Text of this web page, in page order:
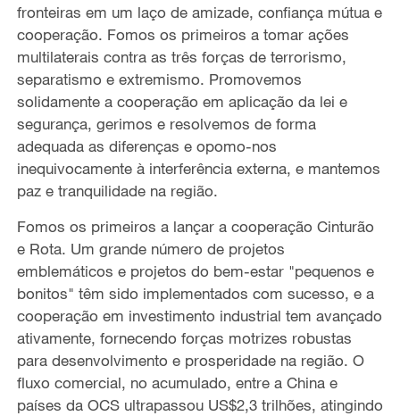
fronteiras em um laço de amizade, confiança mútua e
cooperação. Fomos os primeiros a tomar ações
multilaterais contra as três forças de terrorismo,
separatismo e extremismo. Promovemos
solidamente a cooperação em aplicação da lei e
segurança, gerimos e resolvemos de forma
adequada as diferenças e opomo-nos
inequivocamente à interferência externa, e mantemos
paz e tranquilidade na região.
Fomos os primeiros a lançar a cooperação Cinturão
e Rota. Um grande número de projetos
emblemáticos e projetos do bem-estar "pequenos e
bonitos" têm sido implementados com sucesso, e a
cooperação em investimento industrial tem avançado
ativamente, fornecendo forças motrizes robustas
para desenvolvimento e prosperidade na região. O
fluxo comercial, no acumulado, entre a China e
países da OCS ultrapassou US$2,3 trilhões, atingindo